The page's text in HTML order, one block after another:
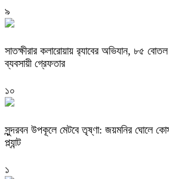
৯
সাতক্ষীরার কলারোয়ায় র‍্যাবের অভিযান, ৮৫
ব্যবসায়ী গ্রেফতার
১০
সুন্দরবন উপকূলে মেটবে তৃষ্ণা: জয়মনির ঘোলে
প্ল্যান্ট
১